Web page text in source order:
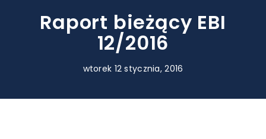
Raport bieżący EBI
12/2016
wtorek 12 stycznia, 2016